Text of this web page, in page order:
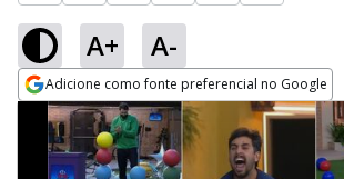
A+ A-
Adicione como fonte preferencial no Google
Opens in new window